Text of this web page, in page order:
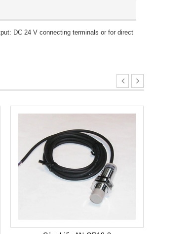
DC 24 V connecting terminals or for direct